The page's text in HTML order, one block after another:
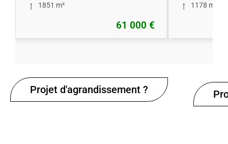
1851 m²
61 000 €
1178 m²
Projet d'agrandissement ?